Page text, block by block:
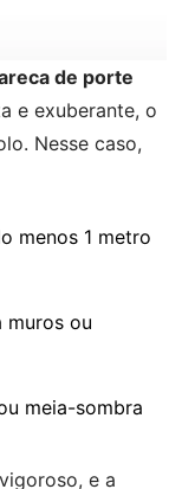
de porte
e exuberante, o
Nesse caso,
menos 1 metro
muros ou
meia-sombra
e a